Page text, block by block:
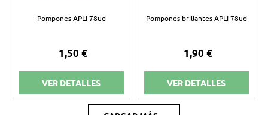
Pompones APLI 78ud
1,50 €
VER DETALLES
Pompones brillantes APLI 78ud
1,90 €
VER DETALLES